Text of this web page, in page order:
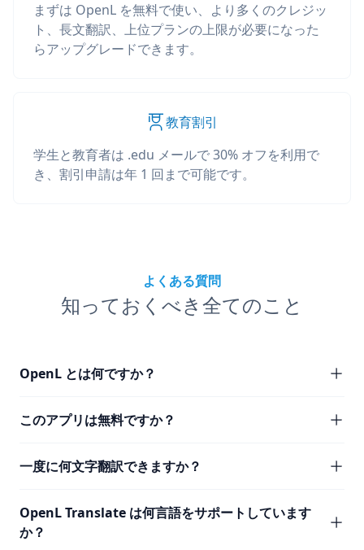
まずは OpenL を無料で使い、より多くのクレジッ
ト、長文翻訳、上位プランの上限が必要になった
らアップグレードできます。
教育割引
学生と教育者は .edu メールで 30% オフを利用で
き、割引申請は年 1 回まで可能です。
よくある質問
知っておくべき全てのこと
OpenL とは何ですか？
このアプリは無料ですか？
一度に何文字翻訳できますか？
OpenL Translate は何言語をサポートしています
か？